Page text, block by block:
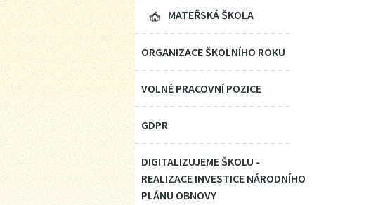
MATEŘSKÁ ŠKOLA
ORGANIZACE ŠKOLNÍHO ROKU
VOLNÉ PRACOVNÍ POZICE
GDPR
DIGITALIZUJEME ŠKOLU -
REALIZACE INVESTICE NÁRODNÍHO
PLÁNU OBNOVY